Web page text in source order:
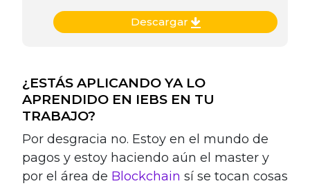
Descargar
¿ESTÁS APLICANDO YA LO
APRENDIDO EN IEBS EN TU
TRABAJO?
Por desgracia no. Estoy en el mundo de
pagos y estoy haciendo aún el master y
por el área de Blockchain sí se tocan cosas